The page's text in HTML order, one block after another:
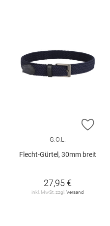
ZUR
G.O.L.
Flecht-Gürtel, 30mm breit
27,95 €
inkl. MwSt. zzgl. Versand